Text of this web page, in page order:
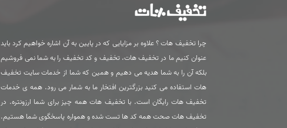
چرا تخفیف هات ؟ علاوه بر مزایایی که در پایین به آن اشاره خواهیم کرد باید
عنوان کنیم ما در تخفیف هات، تخفیف و کد تخفیف را به شما نمی فروشیم
بلکه آن را به شما هدیه می دهیم و همین که شما از خدمات سایت تخفیف
هات استفاده می کنید بزرگترین افتخار ما به شمار می رود. همه ی خدمات
تخفیف هات رایگان است. با تخفیف هات همه چیز برای شما ارزونتره. در
تخفیف هات صحت همه کد ها تست شده و همواره پاسخگوی شما هستیم.